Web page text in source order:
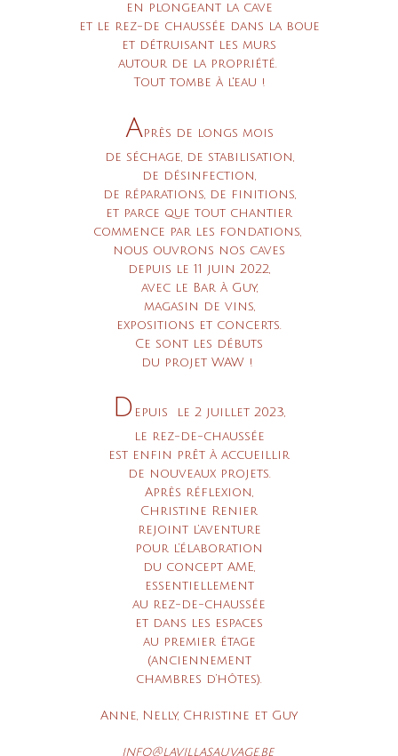
en plongeant la cave
et le rez-de chaussée dans la boue
et détruisant les murs
autour de la propriété.
Tout tombe à l'eau !
Après de longs mois
de séchage, de stabilisation,
de désinfection,
de réparations, de finitions,
et parce que tout chantier
commence par les fondations,
nous ouvrons nos caves
depuis le 11 juin 2022,
avec le Bar à Guy,
magasin de vins,
expositions et concerts.
Ce sont les débuts
du projet WAW !
D epuis
le 2 juillet 2023,
le rez-de-chaussée
est enfin prêt à accueillir
de nouveaux projets.
Après réflexion,
Christine Renier
rejoint l’aventure
pour l’élaboration
du concept AME,
essentiellement
au rez-de-chaussée
et dans les espaces
au premier étage
(anciennement
chambres d’hôtes).
Anne, Nelly, Christine et Guy
info@lavillasauvage.be